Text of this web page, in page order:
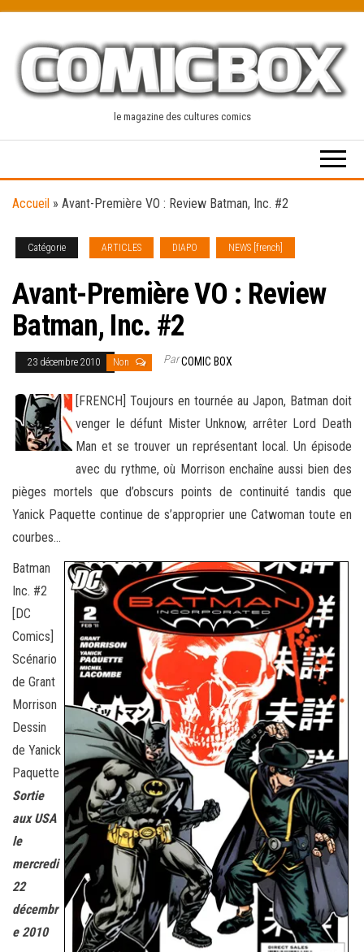
content
le magazine des cultures comics
Accueil » Avant-Première VO : Review Batman, Inc. #2
Catégorie ARTICLES DIAPO NEWS [french]
Avant-Première VO : Review
Batman, Inc. #2
23 décembre 2010 Non ParCOMIC BOX
[FRENCH] Toujours en tournée au Japon, Batman doit
venger le défunt Mister Unknow, arrêter Lord Death
Man et se trouver un représentant local. Un épisode
avec du rythme, où Morrison enchaîne aussi bien des
pièges mortels que d’obscurs points de continuité tandis que
Yanick Paquette continue de s’approprier une Catwoman toute en
courbes…
Batman
Inc. #2
[DC
Comics]
Scénario
de Grant
Morrison
Dessin
de Yanick
Paquette
Sortie
aux USA
le
mercredi
22
décembr
e 2010